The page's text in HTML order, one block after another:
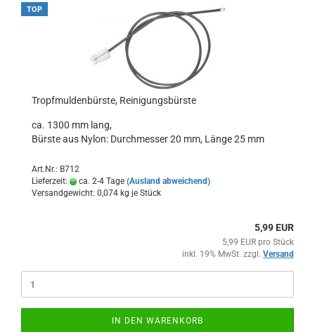
TOP
Tropfmuldenbürste, Reinigungsbürste
ca. 1300 mm lang,
Bürste aus Nylon: Durchmesser 20 mm, Länge 25 mm
Art.Nr.: B712
Lieferzeit:
ca. 2-4 Tage (Ausland abweichend)
Versandgewicht: 0,074 kg je Stück
5,99 EUR
5,99 EUR pro Stück
inkl. 19% MwSt. zzgl. Versand
IN DEN WARENKORB